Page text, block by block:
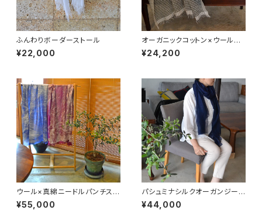
ふんわりボーダーストール
¥22,000
オーガニックコットン×ウール千
鳥格子ストール
¥24,200
ウール×真綿ニードルパンチスト
ール
¥55,000
パシュミナシルクオーガンジース
トール
¥44,000